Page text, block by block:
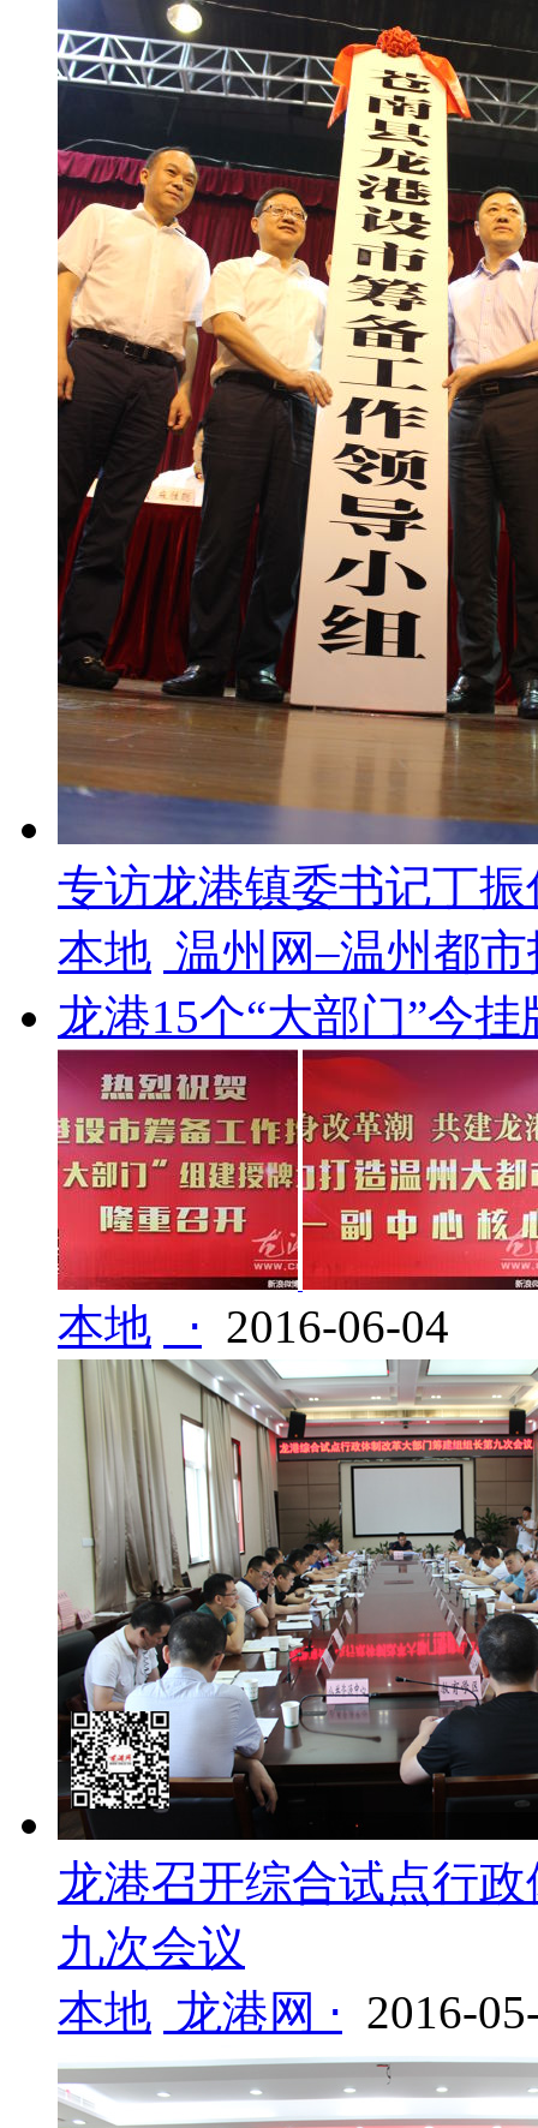
专访龙港镇委书记丁
本地 温州网–温州都市
龙港15个“大部门”今
本地 ⋅ 2016-06-04
龙港召开综合试点行
九次会议
本地 龙港网 ⋅ 2016-